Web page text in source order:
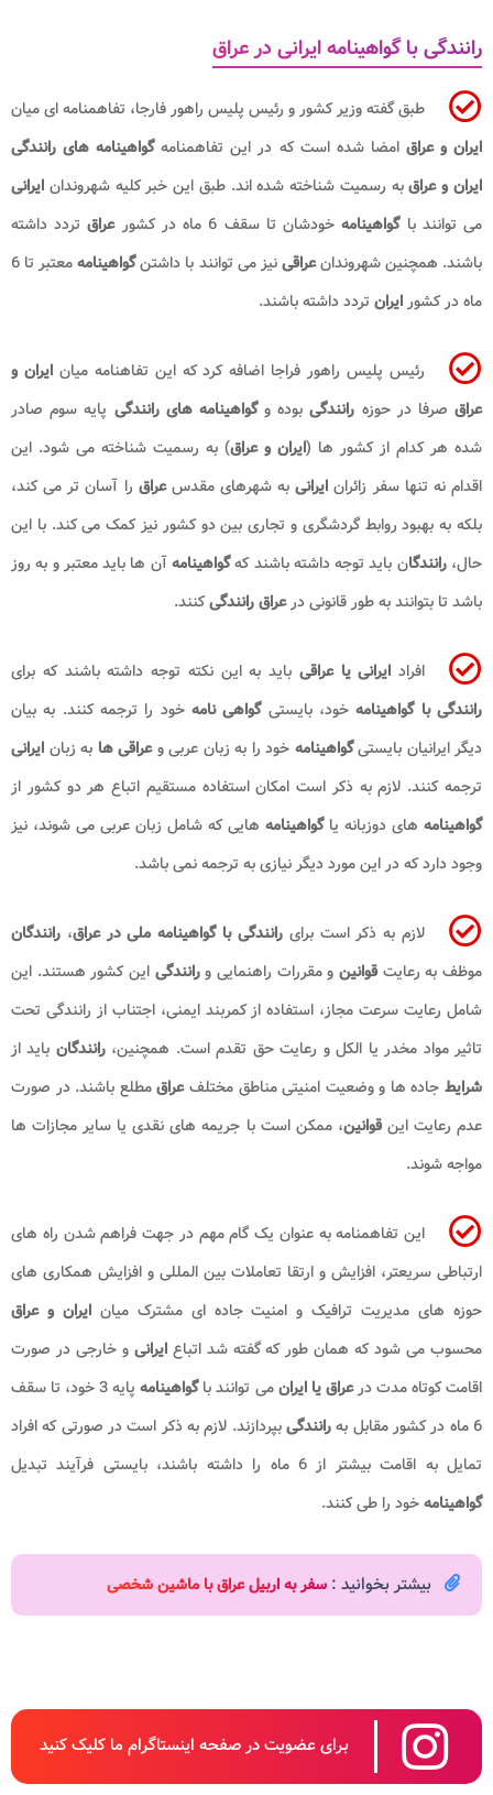
رانندگی با گواهینامه ایرانی در عراق
طبق گفته وزیر کشور و رئیس پلیس راهور فارجا، تفاهمنامه ای میان
ایران و عراق امضا شده است که در این تفاهمنامهگواهینامه های رانندگی
ایران و عراقبه رسمیت شناخته شده اند. طبق این خبر کلیه شهروندان ایرانی
می توانند باگواهینامهخودشان تا سقف 6 ماه در کشور عراقتردد داشته
باشند. همچنین شهروندانعراقینیز می توانند با داشتنگواهینامه
معتبر تا 6
ماه در کشورایران تردد داشته باشند.
رئیس پلیس راهور فراجا اضافه کرد که این تفاهنامه میانایران و
عراقصرفا در حوزه رانندگیبوده وگواهینامه های رانندگی پایه سوم صادر
شده هر کدام از کشور ها (ایران و عراق) به رسمیت شناخته می شود. این
اقدام نه تنها سفر زائران ایرانیبه شهرهای مقدسعراق را آسان‌ تر می‌ کند،
بلکه به بهبود روابط گردشگری و تجاری بین دو کشور نیز کمک می‌ کند. با این
حال،رانندگان باید توجه داشته باشند کهگواهینامهآن‌ ها باید معتبر و به‌ روز
باشد تا بتوانند به طور قانونی درعراقرانندگیکنند.
افراد ایرانی یا عراقی باید به این نکته توجه داشته باشند که برای
رانندگی با گواهینامهخود، بایستیگواهی نامه خود را ترجمه کنند. به بیان
دیگر ایرانیان بایستیگواهینامه خود را به زبان عربی وعراقی ها به زبان ایرانی
ترجمه کنند. لازم به ذکر است امکان استفاده مستقیم اتباع هر دو کشور از
گواهینامه های دوزبانه یاگواهینامه هایی که شامل زبان عربی می شوند، نیز
وجود دارد که در این مورد دیگر نیازی به ترجمه نمی باشد.
لازم به ذکر است برایرانندگی با گواهینامه ملی در عراق، رانندگان
موظف به رعایتقوانینو مقررات راهنمایی ورانندگی این کشور هستند. این
شامل رعایت سرعت مجاز، استفاده از کمربند ایمنی، اجتناب از رانندگی تحت
تاثیر مواد مخدر یا الکل و رعایت حق تقدم است. همچنین، رانندگان باید از
شرایطجاده‌ ها و وضعیت امنیتی مناطق مختلفعراقمطلع باشند. در صورت
عدم رعایت اینقوانین، ممکن است با جریمه‌ های نقدی یا سایر مجازات‌ ها
مواجه شوند.
این تفاهمنامه به عنوان یک گام مهم در جهت فراهم شدن راه های
ارتباطی سریعتر، افزایش و ارتقا تعاملات بین المللی و افزایش همکاری های
حوزه‌ های مدیریت ترافیک و امنیت جاده‌ ای مشترک میانایران و عراق
محسوب می شود که همان طور که گفته شد اتباعایرانی و خارجی در صورت
اقامت کوتاه مدت درعراق یا ایرانمی توانند باگواهینامه
پایه 3 خود، تا سقف
6 ماه در کشور مقابل به
رانندگیبپردازند. لازم به ذکر است در صورتی که افراد
تمایل به اقامت بیشتر از 6 ماه را داشته باشند، بایستی فرآیند تبدیل
گواهینامهخود را طی کنند.
بیشتر بخوانید : سفر به اربیل عراق با ماشین شخصی
برای عضویت در صفحه اینستاگرام ما کلیک کنید